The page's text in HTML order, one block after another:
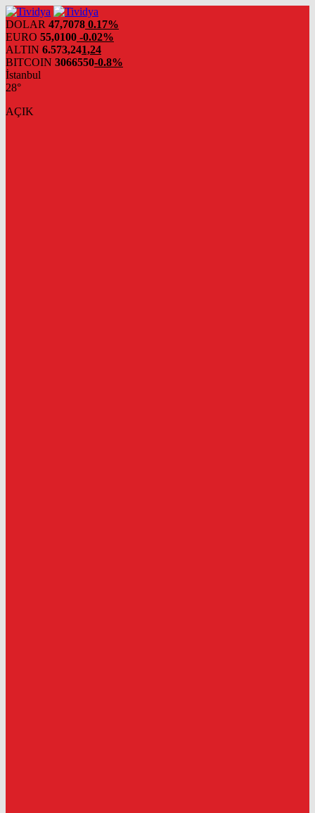
evden
eve
nakliyat
DOLAR 47,7078 0.17%
EURO 55,0100 -0.02%
ALTIN 6.573,241,24
BITCOIN 3066550-0.8%
İstanbul
28°
AÇIK